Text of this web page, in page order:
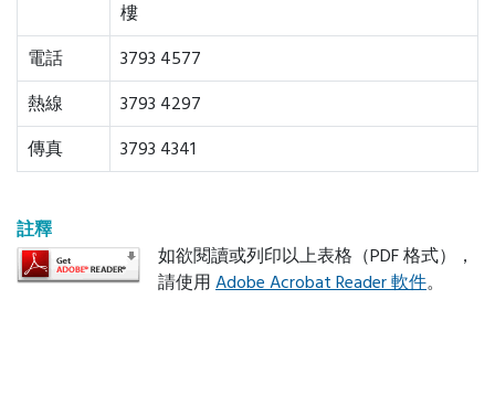
樓
電話
3793 4577
熱線
3793 4297
傳真
3793 4341
註釋
如欲閱讀或列印以上表格（PDF 格式），
請使用 Adobe Acrobat Reader 軟件。